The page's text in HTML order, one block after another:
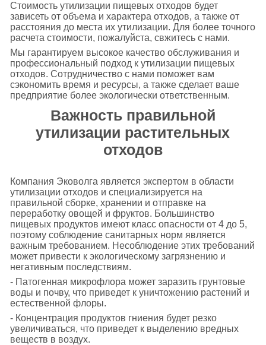
Стоимость утилизации пищевых отходов будет
зависеть от объема и характера отходов, а также от
расстояния до места их утилизации. Для более точного
расчета стоимости, пожалуйста, свжитесь с нами.
Мы гарантируем высокое качество обслуживания и
профессиональный подход к утилизации пищевых
отходов. Сотрудничество с нами поможет вам
сэкономить время и ресурсы, а также сделает ваше
предприятие более экологически ответственным.
Важность правильной
утилизации растительных
отходов
Компания Эковолга является экспертом в области
утилизации отходов и специализируется на
правильной сборке, хранении и отправке на
переработку овощей и фруктов. Большинство
пищевых продуктов имеют класс опасности от 4 до 5,
поэтому соблюдение санитарных норм является
важным требованием. Несоблюдение этих требований
может привести к экологическому загрязнению и
негативным последствиям.
- Патогенная микрофлора может заразить грунтовые
воды и почву, что приведет к уничтожению растений и
естественной флоры.
- Концентрация продуктов гниения будет резко
увеличиваться, что приведет к выделению вредных
веществ в воздух.